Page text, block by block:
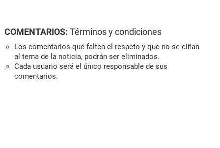
COMENTARIOS: Términos y condiciones
Los comentarios que falten el respeto y que no se ciñan
al tema de la noticia, podrán ser eliminados.
Cada usuario será el único responsable de sus
comentarios.